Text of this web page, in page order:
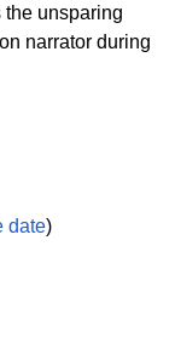
the unsparing
narrator during
date)